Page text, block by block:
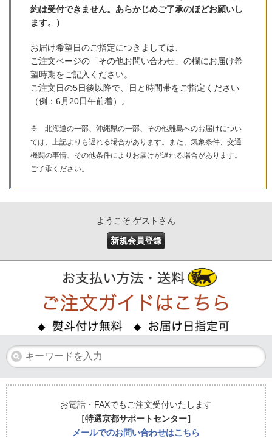
約は受付できません。あらかじめご了承のほどお願いし
ます。）
お届け希望日のご指定につきましては、
ご注文ページの「その他お問い合わせ」の欄にお届け希
望時期をご記入ください。
ご注文日の5日後以降で、日と時間帯をご指定ください
（例：6月20日午前着）。
※ 北海道の一部、沖縄県の一部、その他離島へのお届けについ
ては、上記よりも遅れる場合があります。また、気象条件、交通
機関の事情、その他条件によりお届けが遅れる場合があります。
ご了承ください。
ようこそ ゲストさん
新規会員登録
お電話・FAXでもご注文受付いたします
［特選京都サポートセンター］
メールでのお問い合わせはこちら